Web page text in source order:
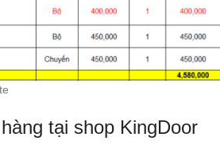
tại shop KingDoor